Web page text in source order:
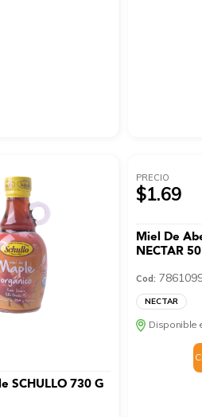
SCHULLO 730 G
PRECIO
$1.69
Miel De
NECTAR
Cod:
NECTAR
Disponible